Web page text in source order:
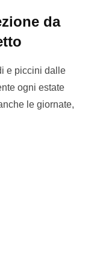
da
e piccini dalle
ogni estate
le giornate,